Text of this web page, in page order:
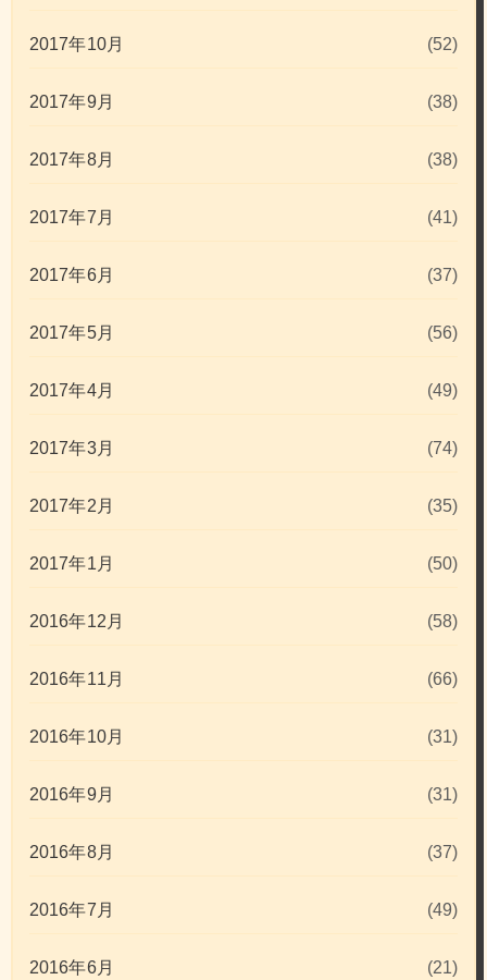
2017年10月 (52)
2017年9月 (38)
2017年8月 (38)
2017年7月 (41)
2017年6月 (37)
2017年5月 (56)
2017年4月 (49)
2017年3月 (74)
2017年2月 (35)
2017年1月 (50)
2016年12月 (58)
2016年11月 (66)
2016年10月 (31)
2016年9月 (31)
2016年8月 (37)
2016年7月 (49)
2016年6月 (21)